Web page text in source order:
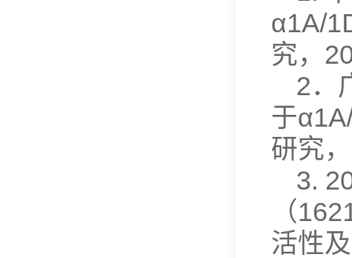
α1A/
究，
2．
于
研究
3.
（
活性